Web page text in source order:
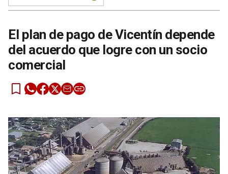
El plan de pago de Vicentín depende
del acuerdo que logre con un socio
comercial